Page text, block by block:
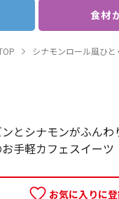
食材
シナモンロール風ひ
ンとシナモンがふん
手軽カフェスイーツ
お気に入りに